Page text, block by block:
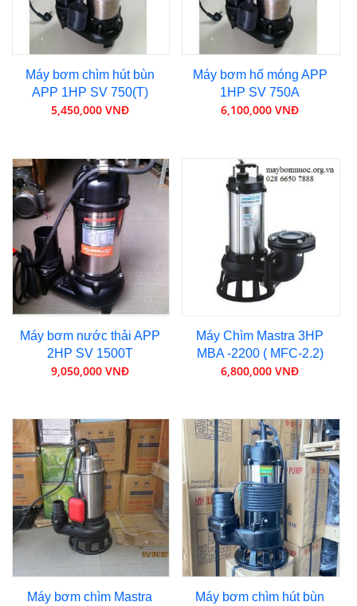
Máy bơm chìm hút bùn
APP 1HP SV 750(T)
5,450,000 VNĐ
Máy bơm hố móng APP
1HP SV 750A
6,100,000 VNĐ
Máy bơm nước thải APP
2HP SV 1500T
9,050,000 VNĐ
Máy Chìm Mastra 3HP
MBA -2200 ( MFC-2.2)
6,800,000 VNĐ
Máy bơm chìm Mastra
Máy bơm chìm hút bùn